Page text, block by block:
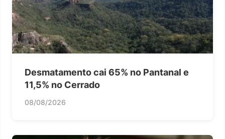
Desmatamento cai 65% no Pantanal e
11,5% no Cerrado
08/08/2026